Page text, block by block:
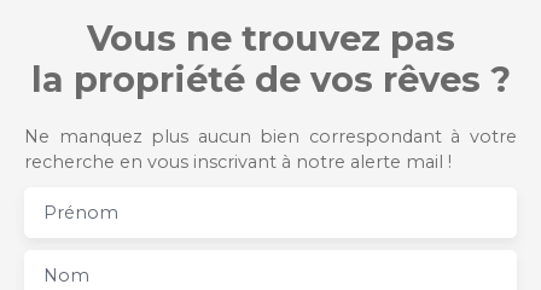
Vous ne trouvez pas
la propriété de vos rêves ?
Ne manquez plus aucun bien correspondant à votre
recherche en vous inscrivant à notre alerte mail !
Prénom
Nom